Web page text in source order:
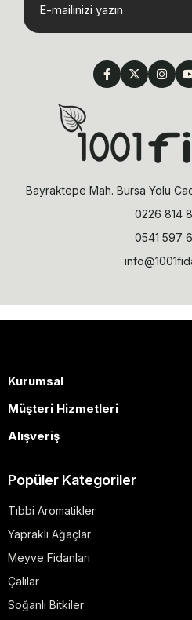
Bayraktepe Mah. Bursa Yolu
0226 814
0541 597
Kurumsal
Müşteri Hizmetleri
Alışveriş
Popüler Kategoriler
Tıbbi Aromatikler
Yapraklı Ağaçlar
Meyve Fidanları
Çalılar
Soğanlı Bitkiler